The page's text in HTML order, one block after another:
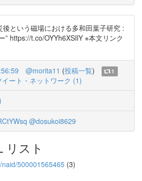
後という磁場における多和田葉子研究 :
” https://t.co/OYYh6XSIlY ※本文リンク
@morita11 (投稿一覧)
1
イート・ネットワーク (1)
@dosukoi8629
リスト
500001565465 (3)